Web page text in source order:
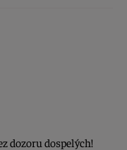
dozoru dospelých!